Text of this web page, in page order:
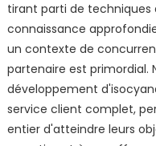
tirant parti de
connaissance
un contexte de
partenaire est primordial.
développement
service client complet,
entier d'atteindre leurs